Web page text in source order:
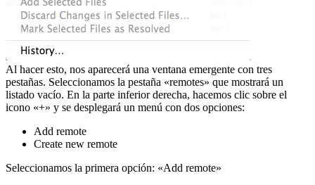
Al hacer esto, nos aparecerá una ventana emergente con tres
pestañas. Seleccionamos la pestaña «remotes» que mostrará un
listado vacío. En la parte inferior derecha, hacemos clic sobre el
icono «+» y se desplegará un menú con dos opciones:
Add remote
Create new remote
Seleccionamos la primera opción: «Add remote»